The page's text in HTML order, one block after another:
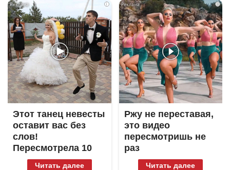
i
Этот танец невесты
оставит вас без
слов!
Пересмотрела 10
раз
Читать далее
i
Ржу не переставая,
это видео
пересмотришь не
раз
Читать далее